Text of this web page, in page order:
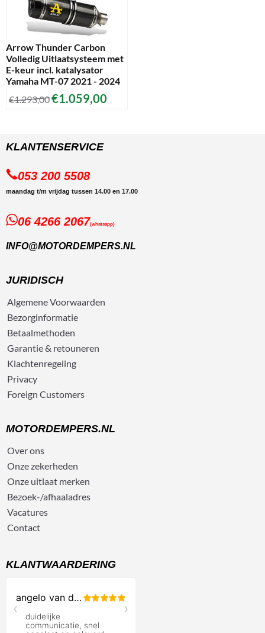
Arrow Thunder Carbon
Volledig Uitlaatsysteem met
E-keur incl. katalysator
Yamaha MT-07 2021 - 2024
€1.293,00€1.059,00
KLANTENSERVICE
053 200 5508
maandag t/m vrijdag tussen 14.00 en 17.00
06 4266 2067(whatsapp)
INFO@MOTORDEMPERS.NL
JURIDISCH
AlgemeneVoorwaarden
Bezorginformatie
Betaalmethoden
Garantie & retouneren
Klachtenregeling
Privacy
Foreign Customers
MOTORDEMPERS.NL
Over ons
Onze zekerheden
Onze uitlaat merken
Bezoek-/afhaaladres
Vacatures
Contact
KLANTWAARDERING